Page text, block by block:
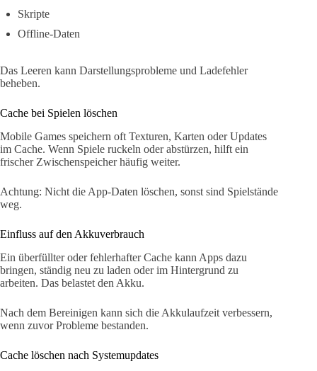
Skripte
Offline-Daten
Das Leeren kann Darstellungsprobleme und Ladefehler
beheben.
Cache bei Spielen löschen
Mobile Games speichern oft Texturen, Karten oder Updates
im Cache. Wenn Spiele ruckeln oder abstürzen, hilft ein
frischer Zwischenspeicher häufig weiter.
Achtung: Nicht die App-Daten löschen, sonst sind Spielstände
weg.
Einfluss auf den Akkuverbrauch
Ein überfüllter oder fehlerhafter Cache kann Apps dazu
bringen, ständig neu zu laden oder im Hintergrund zu
arbeiten. Das belastet den Akku.
Nach dem Bereinigen kann sich die Akkulaufzeit verbessern,
wenn zuvor Probleme bestanden.
Cache löschen nach Systemupdates